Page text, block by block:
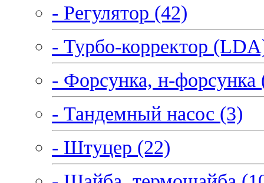
- Регулятор (42)
- Турбо-корректор
- Форсунка, н-форсунка
- Тандемный насос (3)
- Штуцер (22)